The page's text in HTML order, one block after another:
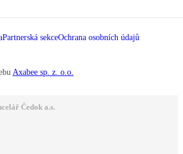
Partnerská sekceOchrana osobních údajů
Axabee sp. z. o.o.
Čedok a.s.